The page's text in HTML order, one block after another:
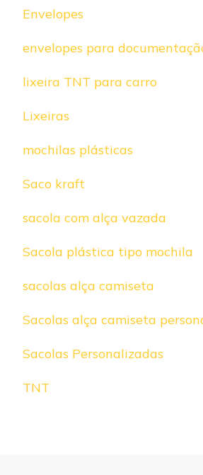
Envelopes
envelopes para
lixeira TNT para carro
Lixeiras
mochilas plásticas
Saco kraft
sacola com alça vazada
Sacola plástica tipo mochila
sacolas alça camiseta
Sacolas alça camiseta
Sacolas Personalizadas
TNT